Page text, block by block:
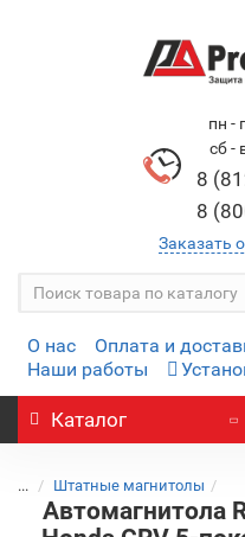
пн -
сб -
8
8
Заказать
О нас Оплата и
Наши работы
Каталог
... Штатные магнитолы
Автомагнитола